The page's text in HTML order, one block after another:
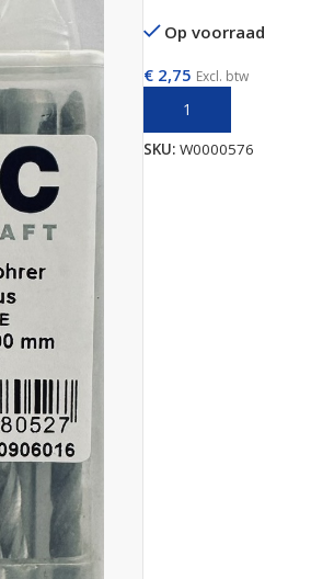
Op voorraad
€2,75 Excl. btw
TOEVOEGEN AAN
SKU: W0000576